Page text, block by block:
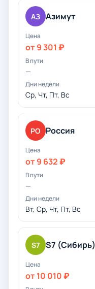
АЗ Азимут
от 9 301 ₽
—
Ср, Чт, Пт, Вс
РО Россия
от 9 632 ₽
—
Вт, Ср, Чт, Пт, Вс
S7 S7 (Сибирь)
от 10 010 ₽